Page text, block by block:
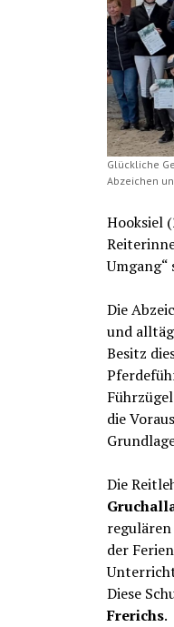
Glückliche
Abzeichen
Hooksiel
Umgang“
Die
und
Besitz
die
Die
der
Diese
Frerichs.